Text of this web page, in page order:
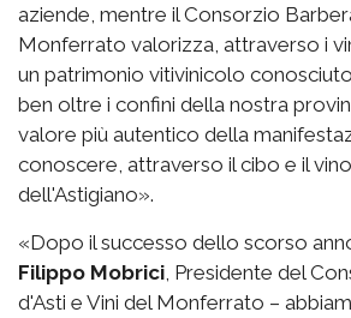
aziende, mentre il Consorzio
Monferrato valorizza, attraverso i
un patrimonio vitivinicolo
ben oltre i confini della nostra
valore più autentico della
conoscere, attraverso il cibo e il
dell'Astigiano».
«Dopo il successo dello scorso
Filippo Mobrici , Presidente del
d'Asti e Vini del Monferrato –